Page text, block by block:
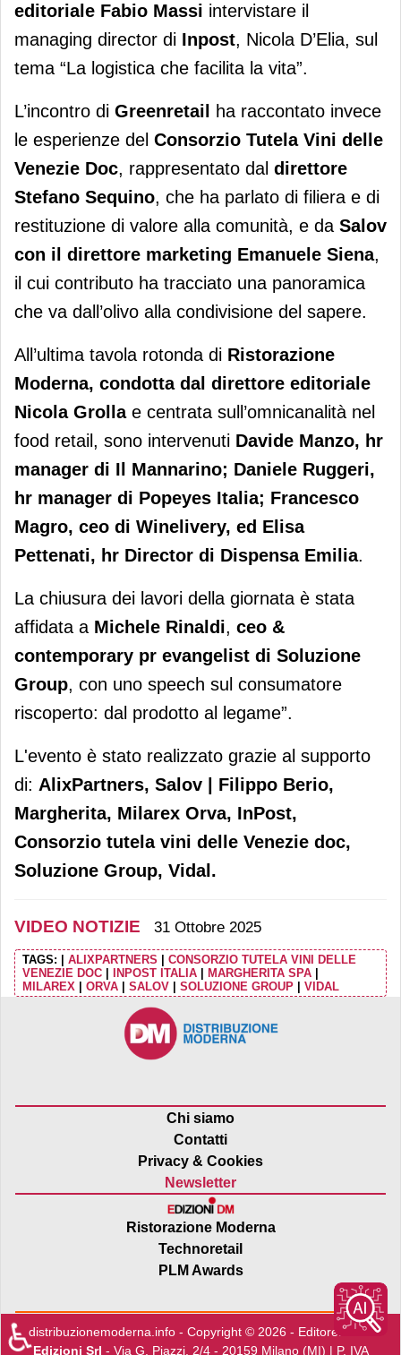
editoriale Fabio Massi intervistare il
managing director di Inpost, Nicola D’Elia, sul
tema “La logistica che facilita la vita”.
L’incontro di Greenretail
ha raccontato invece
le esperienze del Consorzio Tutela Vini delle
Venezie Doc, rappresentato dal direttore
Stefano Sequino, che ha parlato di filiera e di
restituzione di valore alla comunità, e da Salov
con il direttore marketing Emanuele Siena,
il cui contributo ha tracciato una panoramica
che va dall’olivo alla condivisione del sapere.
All’ultima tavola rotonda di Ristorazione
Moderna, condotta dal direttore editoriale
Nicola Grollae centrata sull’omnicanalità nel
food retail, sono intervenuti Davide Manzo, hr
manager di Il Mannarino; Daniele Ruggeri,
hr manager di Popeyes Italia; Francesco
Magro, ceo di Winelivery, ed Elisa
Pettenati, hr Director di Dispensa Emilia.
La chiusura dei lavori della giornata è stata
affidata a Michele Rinaldi, ceo &
contemporary pr evangelist di Soluzione
Group, con uno speech sul consumatore
riscoperto: dal prodotto al legame”.
L'evento è stato realizzato grazie al supporto
di: AlixPartners, Salov | Filippo Berio,
Margherita, Milarex Orva, InPost,
Consorzio tutela vini delle Venezie doc,
Soluzione Group, Vidal.
VIDEO NOTIZIE 31 Ottobre 2025
TAGS: ALIXPARTNERS
CONSORZIO TUTELA VINI DELLE
VENEZIE DOC
INPOST ITALIA MARGHERITA SPA
MILAREX
ORVA SALOV SOLUZIONE GROUP VIDAL
Chi siamo
Contatti
Privacy & Cookies
Newsletter
Ristorazione Moderna
Technoretail
PLM Awards
distribuzionemoderna.info - Copyright © 2026 - Editore:Edra
Edizioni Srl - Via G. Piazzi, 2/4 - 20159 Milano (MI) | P. IVA